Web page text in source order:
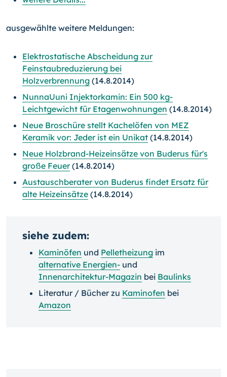
ausgewählte weitere Meldungen:
Elektrostatische Abscheidung zur
Feinstaubreduzierung bei
Holzverbrennung (14.8.2014)
NunnaUuni Injektorkamin: Ein 500 kg-
Leichtgewicht für Etagenwohnungen (14.8.2014)
Neue Broschüre stellt Kachelöfen von MEZ
Keramik vor: Jeder ist ein Unikat (14.8.2014)
Neue Holzbrand-Heizeinsätze von Buderus für's
große Feuer(14.8.2014)
Austauschberater von Buderus findet Ersatz für
alte Heizeinsätze (14.8.2014)
siehe zudem:
Kaminöfen und Pelletheizung im
alternative Energien- und
Innenarchitektur-Magazin bei Baulinks
Literatur / Bücher zu Kaminofen bei
Amazon